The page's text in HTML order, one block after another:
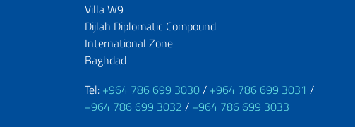
Villa W9
Dijlah Diplomatic Compound
International Zone
Baghdad
Tel: +964 786 699 3030/ +964 786 699 3031 /
+964 786 699 3032 / +964 786 699 3033